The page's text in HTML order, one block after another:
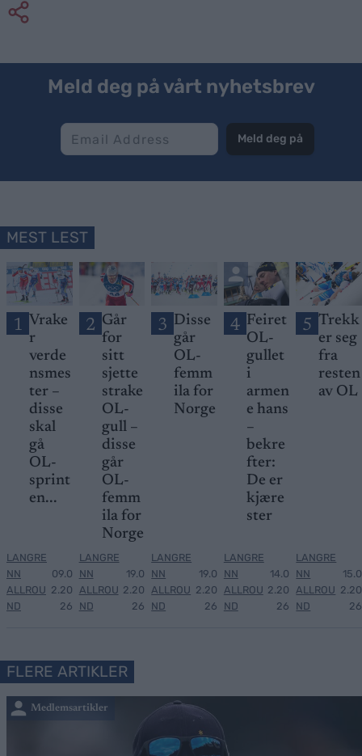
Meld deg på vårt nyhetsbrev
Meld deg på
MEST LEST
1 Vrake
r
verde
nsmes
ter –
disse
skal
gå
OL-
sprint
en...
LANGRE
NN
ALLROU
ND
09.0
2.20
26
2 Går
for
sitt
sjette
strake
OL-
gull –
disse
går
OL-
femm
ila for
Norge
LANGRE
NN
ALLROU
ND
19.0
2.20
26
3 Disse
går
OL-
femm
ila for
Norge
LANGRE
NN
ALLROU
ND
19.0
2.20
26
4 Feiret
OL-
gullet
i
armen
e hans
–
bekre
fter:
De er
kjære
ster
LANGRE
NN
ALLROU
ND
14.0
2.20
26
5 Trekk
er seg
fra
resten
av OL
LANGRE
NN
ALLROU
ND
15.0
2.20
26
FLERE ARTIKLER
Medlemsartikler